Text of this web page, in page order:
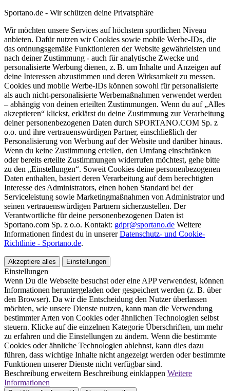
Sportano.de - Wir schützen deine Privatsphäre
Wir möchten unsere Services auf höchstem sportlichen Niveau
anbieten. Dafür nutzen wir Cookies sowie mobile Werbe-IDs, die
das ordnungsgemäße Funktionieren der Website gewährleisten und
nach deiner Zustimmung - auch für analytische Zwecke und
personalisierte Werbung dienen, z. B. um Inhalte und Anzeigen auf
deine Interessen abzustimmen und deren Wirksamkeit zu messen.
Cookies und mobile Werbe-IDs können sowohl für personalisierte
als auch nicht-personalisierte Werbemaßnahmen verwendet werden
– abhängig von deinen erteilten Zustimmungen. Wenn du auf „Alles
akzeptieren“ klickst, erklärst du deine Zustimmung zur Verarbeitung
deiner personenbezogenen Daten durch SPORTANO.COM Sp. z
o.o. und ihre vertrauenswürdigen Partner, einschließlich der
Personalisierung von Werbung auf der Website und darüber hinaus.
Wenn du keine Zustimmung erteilen, den Umfang einschränken
oder bereits erteilte Zustimmungen widerrufen möchtest, gehe bitte
zu den „Einstellungen“. Soweit Cookies deine personenbezogenen
Daten enthalten, basiert deren Verarbeitung auf dem berechtigten
Interesse des Administrators, einen hohen Standard bei der
Serviceleistung sowie Marketingmaßnahmen von Administrator und
seinen vertrauenswürdigen Partnern sicherzustellen. Der
Verantwortliche für deine personenbezogenen Daten ist
Sportano.com Sp. z o.o. Kontakt: gdpr@sportano.de Weitere
Informationen findest du in unsererDatenschutz- und Cookie-
Richtlinie - Sportano.de.
Akzeptiere alles Einstellungen
Einstellungen
Wenn Du die Webseite besuchst oder eine APP verwendest, können
Informationen heruntergeladen oder gespeichert werden (z. B. über
den Browser). Da wir die Entscheidung den Nutzer überlassen
möchten, wie unsere Dienste nutzen, kann man die Verwendung
bestimmter Arten von Cookies oder ähnlichen Technologien selbst
steuern. Klicke auf die einzelnen Kategorie Überschriften, um mehr
zu erfahren und die Einstellungen zu ändern. Wenn die bestimmte
Cookies oder ähnliche Technologien ablehnst, kann dies dazu
führen, dass wichtige Inhalte nicht angezeigt werden oder bestimmte
Funktionen unserer Dienste nicht verfügbar sind.
Beschreibung erweitern Beschreibung einklappen Weitere
Informationen